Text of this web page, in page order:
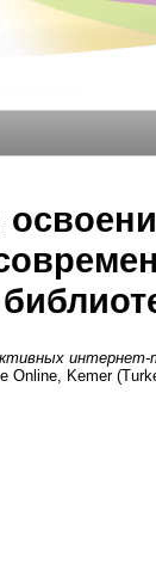
интернет-
Online, Kemer